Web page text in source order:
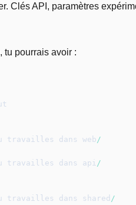
Clés API, paramètres
tu pourrais avoir :
travailles dans web /
travailles dans api /
travailles dans shared /